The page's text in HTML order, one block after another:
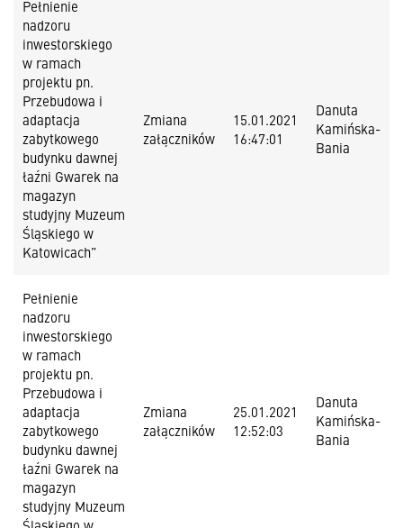
Pełnienie
nadzoru
inwestorskiego
w ramach
projektu pn.
Przebudowa i
adaptacja
zabytkowego
budynku dawnej
łaźni Gwarek na
magazyn
studyjny Muzeum
Śląskiego w
Katowicach”
Zmiana
załączników
15.01.2021
16:47:01
Danuta
Kamińska-
Bania
Pełnienie
nadzoru
inwestorskiego
w ramach
projektu pn.
Przebudowa i
adaptacja
zabytkowego
budynku dawnej
łaźni Gwarek na
magazyn
studyjny Muzeum
Zmiana
załączników
25.01.2021
12:52:03
Danuta
Kamińska-
Bania